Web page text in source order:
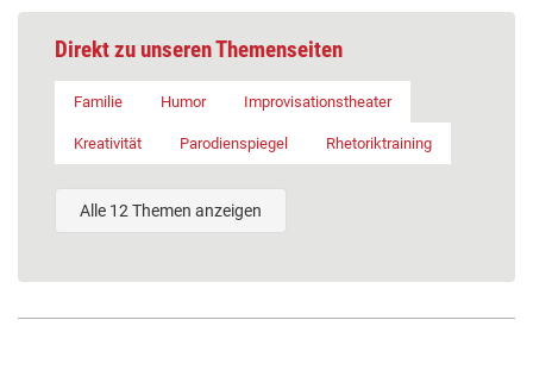
Direkt zu unseren Themenseiten
Familie Humor Improvisationstheater
Kreativität Parodienspiegel Rhetoriktraining
Alle 12 Themen anzeigen